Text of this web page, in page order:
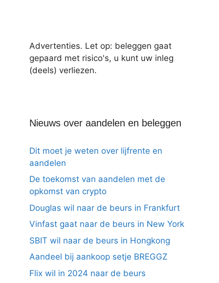
Advertenties. Let op: beleggen gaat
gepaard met risico's, u kunt uw inleg
(deels) verliezen.
Nieuws over aandelen en beleggen
Dit moet je weten over lijfrente en
aandelen
De toekomst van aandelen met de
opkomst van crypto
Douglas wil naar de beurs in Frankfurt
Vinfast gaat naar de beurs in New York
SBIT wil naar de beurs in Hongkong
Aandeel bij aankoop setje BREGGZ
Flix wil in 2024 naar de beurs